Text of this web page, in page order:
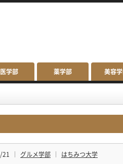
医学部 薬学部 美容
21 グルメ学部 はちみつ大学